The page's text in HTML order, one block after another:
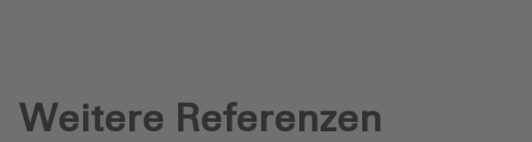
Weitere Referenzen